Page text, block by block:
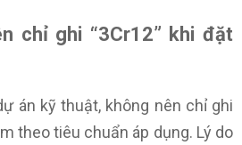
chỉ ghi “3Cr12” khi đặt
án kỹ thuật, không nên chỉ ghi
theo tiêu chuẩn áp dụng. Lý do